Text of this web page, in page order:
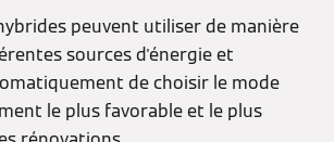
peuvent utiliser de manière
sources d'énergie et
de choisir le mode
le plus favorable et le plus